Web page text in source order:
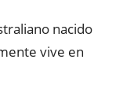
nacido
vive en